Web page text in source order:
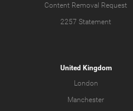
Content Removal Request
2257 Statement
United Kingdom
London
Manchester